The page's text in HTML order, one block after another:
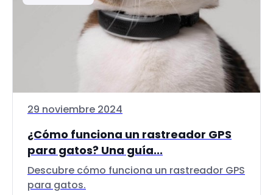
29 noviembre 2024
¿Cómo funciona un rastreador GPS
para gatos? Una guía...
Descubre cómo funciona un rastreador GPS
para gatos.